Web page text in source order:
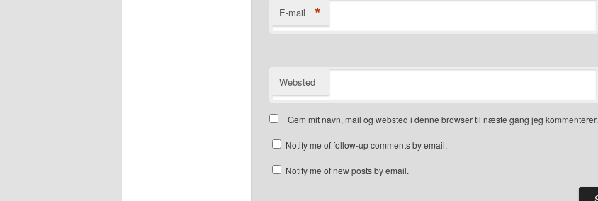
E-mail *
Websted
Gem mit navn, mail og websted i denne browser til næste gang jeg kommenterer.
Notify me of follow-up comments by email.
Notify me of new posts by email.